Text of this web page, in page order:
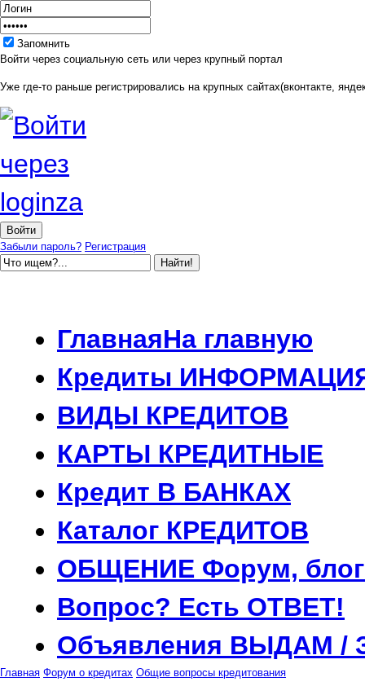
Запомнить
Войти через социальную сеть или через крупный портал
Уже где-то раньше регистрировались на крупных сайтах(вконтакте,
Забыли пароль? Регистрация
ГлавнаяНа главную
Кредиты
ВИДЫ КРЕДИТОВ
КАРТЫ КРЕДИТНЫЕ
Кредит В БАНКАХ
Каталог КРЕДИТОВ
ОБЩЕНИЕ Форум,
Вопрос? Есть ОТВЕТ!
Объявления ВЫДАМ /
Главная Форум о кредитах Общие вопросы кредитования